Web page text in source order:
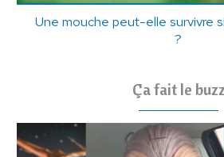
Une mouche peut-elle survivre
?
Ça fait le buzz